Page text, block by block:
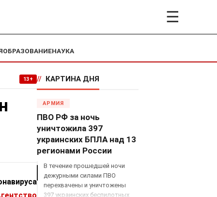
☰
ОБРАЗОВАНИЕНАУКА
13+ // КАРТИНА ДНЯ
АРМИЯ
ПВО РФ за ночь
уничтожила 397
украинских БПЛА над 13
регионами России
В течение прошедшей ночи
дежурными силами ПВО
перехвачены и уничтожены
397 украинских беспилотных